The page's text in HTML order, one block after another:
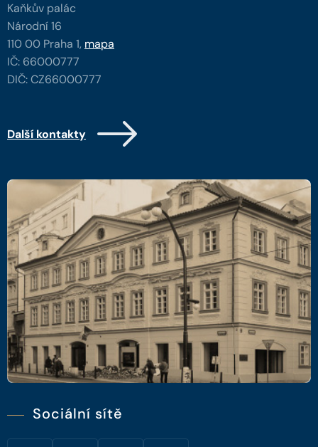
Kaňkův palác
Národní 16
110 00 Praha 1, mapa
IČ: 66000777
DIČ: CZ66000777
Další kontakty
Sociální sítě